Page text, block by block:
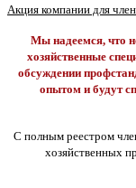
Акция компании для
Мы надеемся, что
хозяйственные
обсуждении
опытом и будут
С полным реестром
хозяйственных